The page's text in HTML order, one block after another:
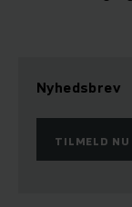
Nyhedsbrev
TILMELD NU